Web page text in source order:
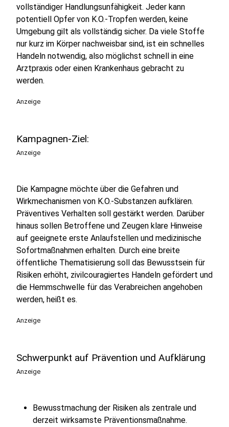
vollständiger Handlungsunfähigkeit. Jeder kann
potentiell Opfer von K.O.-Tropfen werden, keine
Umgebung gilt als vollständig sicher. Da viele Stoffe
nur kurz im Körper nachweisbar sind, ist ein schnelles
Handeln notwendig, also möglichst schnell in eine
Arztpraxis oder einen Krankenhaus gebracht zu
werden.
Anzeige
Kampagnen-Ziel:
Anzeige
Die Kampagne möchte über die Gefahren und
Wirkmechanismen von K.O.-Substanzen aufklären.
Präventives Verhalten soll gestärkt werden. Darüber
hinaus sollen Betroffene und Zeugen klare Hinweise
auf geeignete erste Anlaufstellen und medizinische
Sofortmaßnahmen erhalten. Durch eine breite
öffentliche Thematisierung soll das Bewusstsein für
Risiken erhöht, zivilcouragiertes Handeln gefördert und
die Hemmschwelle für das Verabreichen angehoben
werden, heißt es.
Anzeige
Schwerpunkt auf Prävention und Aufklärung
Anzeige
Bewusstmachung der Risiken als zentrale und
derzeit wirksamste Präventionsmaßnahme.